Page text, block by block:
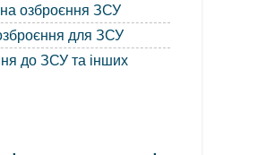
озброєння ЗСУ
для ЗСУ
до ЗСУ та інших